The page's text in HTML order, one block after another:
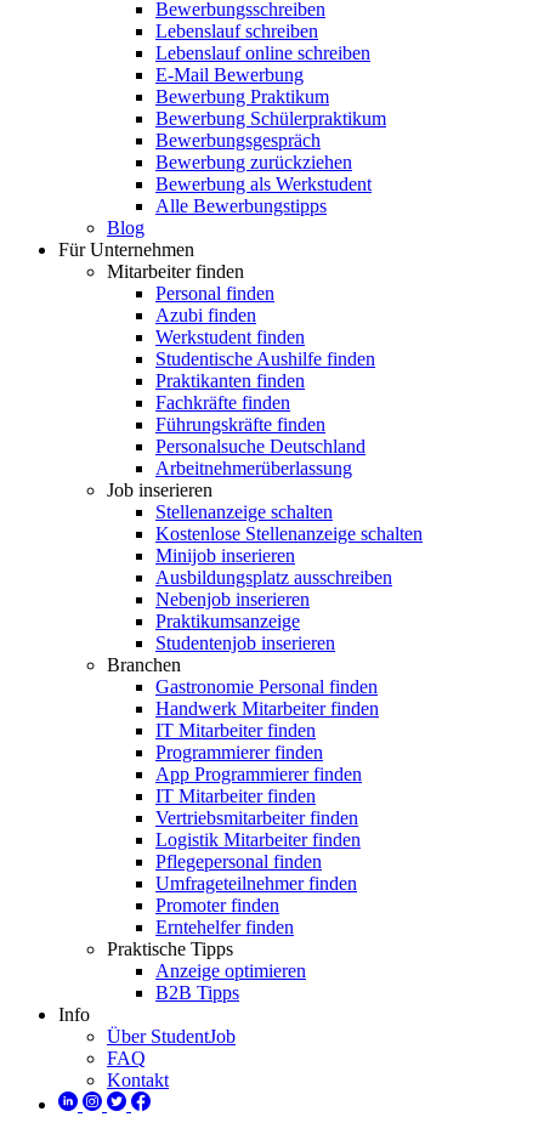
Bewerbungsschreiben
Lebenslauf schreiben
Lebenslauf online schreiben
E-Mail Bewerbung
Bewerbung Praktikum
Bewerbung Schülerpraktikum
Bewerbungsgespräch
Bewerbung zurückziehen
Bewerbung als Werkstudent
Alle Bewerbungstipps
Blog
Für Unternehmen
Mitarbeiter finden
Personal finden
Azubi finden
Werkstudent finden
Studentische Aushilfe finden
Praktikanten finden
Fachkräfte finden
Führungskräfte finden
Personalsuche Deutschland
Arbeitnehmerüberlassung
Job inserieren
Stellenanzeige schalten
Kostenlose Stellenanzeige schalten
Minijob inserieren
Ausbildungsplatz ausschreiben
Nebenjob inserieren
Praktikumsanzeige
Studentenjob inserieren
Branchen
Gastronomie Personal finden
Handwerk Mitarbeiter finden
IT Mitarbeiter finden
Programmierer finden
App Programmierer finden
IT Mitarbeiter finden
Vertriebsmitarbeiter finden
Logistik Mitarbeiter finden
Pflegepersonal finden
Umfrageteilnehmer finden
Promoter finden
Erntehelfer finden
Praktische Tipps
Anzeige optimieren
B2B Tipps
Info
Über StudentJob
FAQ
Kontakt